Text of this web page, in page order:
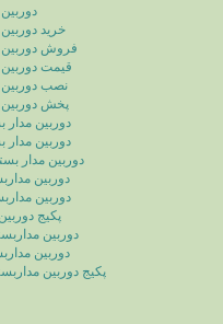
خرید
فروش دوربین
قیمت دوربین
نصب دوربین
پخش دوربین
دوربین مدار
دوربین مدار
دوربین مدار
دوربین
دوربین
پکیج
دوربین
دوربین
پکیج دوربین